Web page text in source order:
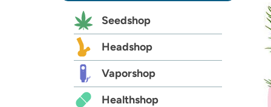
Seedshop
Headshop
Vaporshop
Healthshop